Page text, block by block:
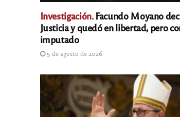
Investigación.Facundo Moyano
Justicia y quedó en libertad, pero
imputado
5 de agosto de 2026